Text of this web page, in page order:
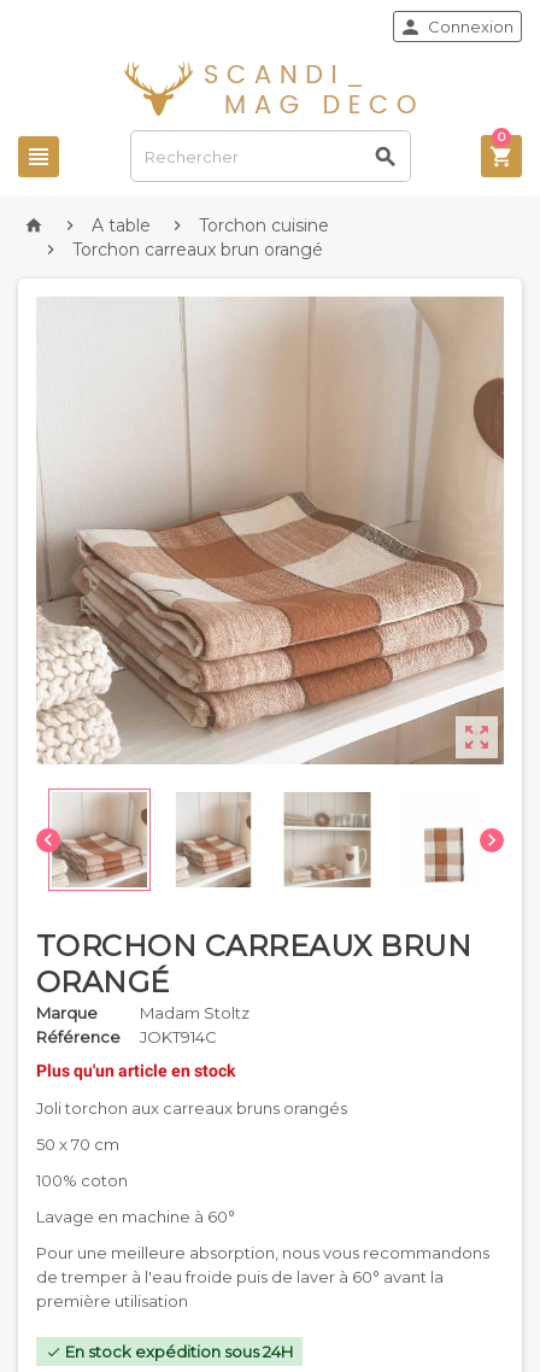
 
 Connexion

0
  A table  Torchon cuisine
 Torchon carreaux brun orangé

 
TORCHON CARREAUX BRUN
ORANGÉ
Marque
Madam Stoltz
Référence
JOKT914C
Plus qu'un article en stock
Joli torchon aux carreaux bruns orangés
50 x 70 cm
100% coton
Lavage en machine à 60°
Pour une meilleure absorption, nous vous recommandons
de tremper à l'eau froide puis de laver à 60° avant la
première utilisation
 En stock expédition sous 24H